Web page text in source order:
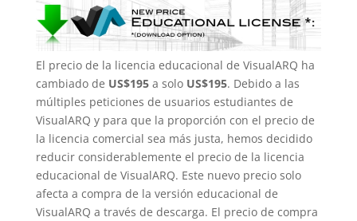
El precio de la licencia educacional de VisualARQ ha
cambiado de US$195a solo US$195. Debido a las
múltiples peticiones de usuarios estudiantes de
VisualARQ y para que la proporción con el precio de
la licencia comercial sea más justa, hemos decidido
reducir considerablemente el precio de la licencia
educacional de VisualARQ. Este nuevo precio solo
afecta a compra de la versión educacional de
VisualARQ a través de descarga. El precio de compra